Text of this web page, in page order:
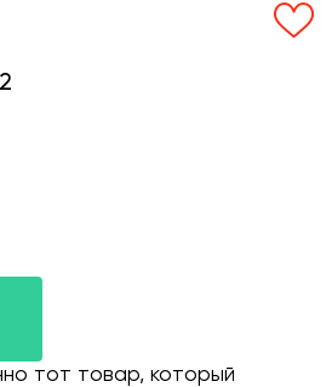
тот товар, который